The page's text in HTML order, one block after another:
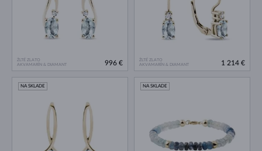
ŽLTÉ ZLATO
AKVAMARÍN & DIAMANT
996 €
ŽLTÉ ZLATO
AKVAMARÍN & DIAMANT
1 214 €
NA SKLADE NA SKLADE